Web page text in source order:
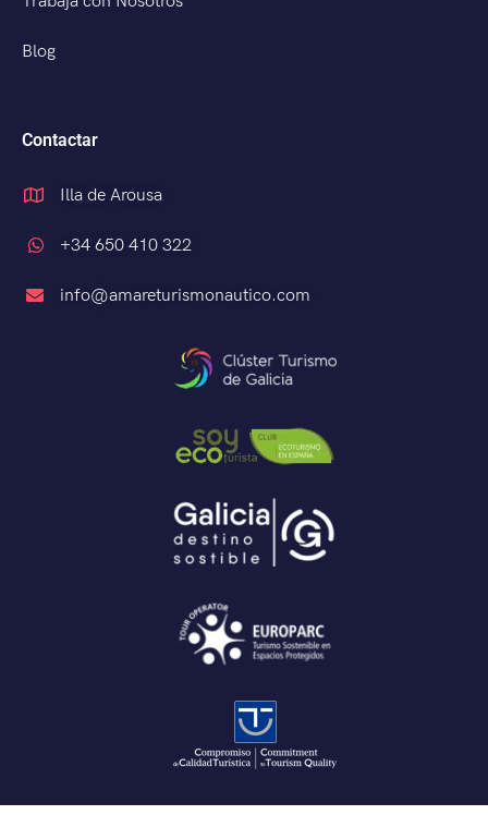
Blog
Contactar
Illa de Arousa
+34 650 410 322
info@amareturismonautico.com